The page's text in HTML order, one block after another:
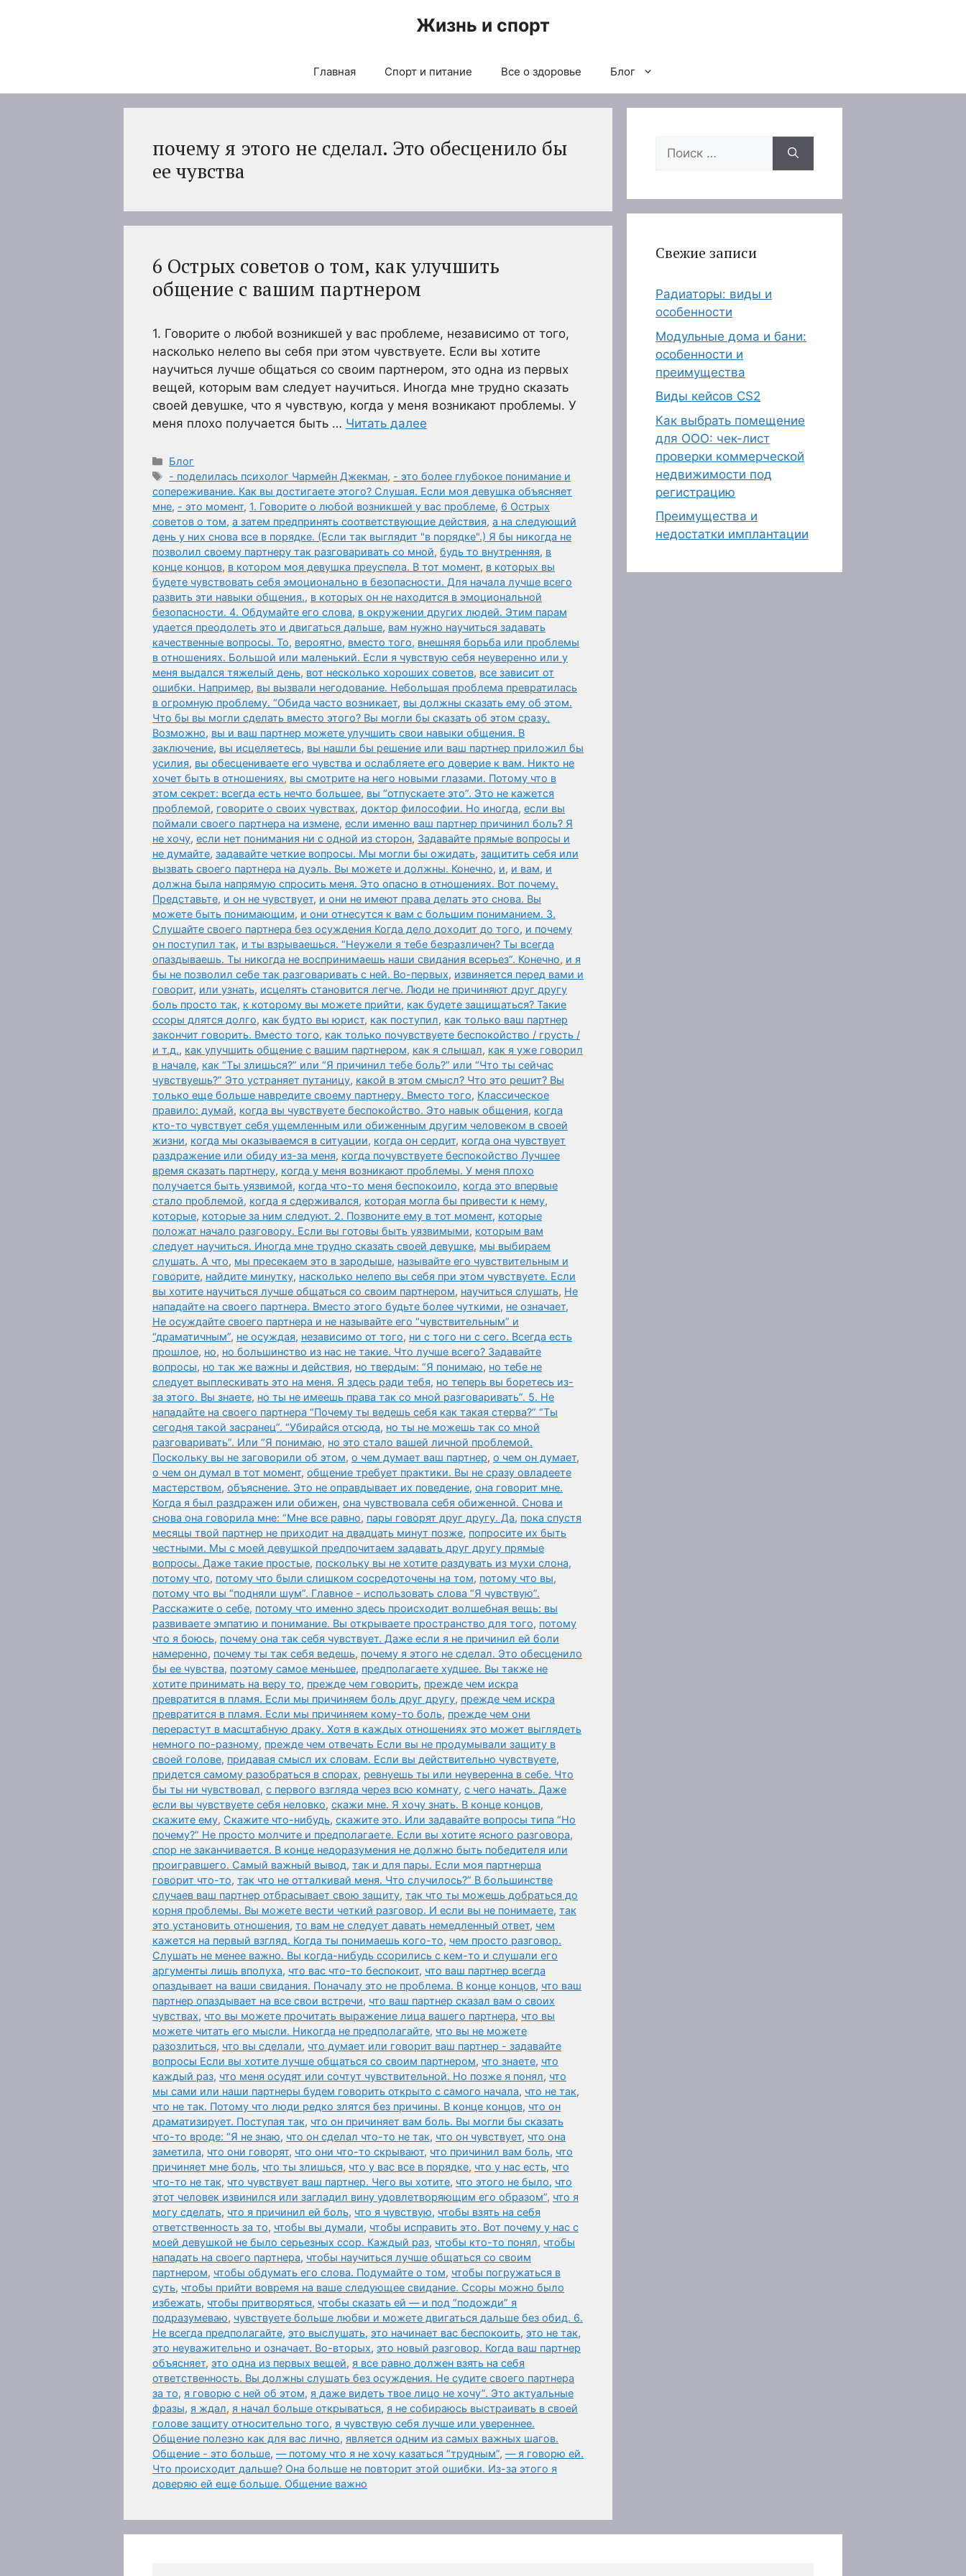
Жизнь и спорт
Главная Спорт и питание Все о здоровье Блог
почему я этого не сделал. Это обесценило бы
ее чувства
6 Острых советов о том, как улучшить
общение с вашим партнером
1. Говорите о любой возникшей у вас проблеме, независимо от того,
насколько нелепо вы себя при этом чувствуете. Если вы хотите
научиться лучше общаться со своим партнером, это одна из первых
вещей, которым вам следует научиться. Иногда мне трудно сказать
своей девушке, что я чувствую, когда у меня возникают проблемы. У
меня плохо получается быть … Читать далее
Рубрики
Блог
Метки
- поделилась психолог Чармейн Джекман, - это более глубокое понимание и
сопереживание. Как вы достигаете этого? Слушая. Если моя девушка объясняет
мне, - это момент, 1. Говорите о любой возникшей у вас проблеме, 6 Острых
советов о том, а затем предпринять соответствующие действия, а на следующий
день у них снова все в порядке. (Если так выглядит "в порядке".) Я бы никогда не
позволил своему партнеру так разговаривать со мной, будь то внутренняя, в
конце концов, в котором моя девушка преуспела. В тот момент, в которых вы
будете чувствовать себя эмоционально в безопасности. Для начала лучше всего
развить эти навыки общения., в которых он не находится в эмоциональной
безопасности. 4. Обдумайте его слова, в окружении других людей. Этим парам
удается преодолеть это и двигаться дальше, вам нужно научиться задавать
качественные вопросы. То, вероятно, вместо того, внешняя борьба или проблемы
в отношениях. Большой или маленький. Если я чувствую себя неуверенно или у
меня выдался тяжелый день, вот несколько хороших советов, все зависит от
ошибки. Например, вы вызвали негодование. Небольшая проблема превратилась
в огромную проблему. “Обида часто возникает, вы должны сказать ему об этом.
Что бы вы могли сделать вместо этого? Вы могли бы сказать об этом сразу.
Возможно, вы и ваш партнер можете улучшить свои навыки общения. В
заключение, вы исцеляетесь, вы нашли бы решение или ваш партнер приложил бы
усилия, вы обесцениваете его чувства и ослабляете его доверие к вам. Никто не
хочет быть в отношениях, вы смотрите на него новыми глазами. Потому что в
этом секрет: всегда есть нечто большее, вы “отпускаете это”. Это не кажется
проблемой, говорите о своих чувствах, доктор философии. Но иногда, если вы
поймали своего партнера на измене, если именно ваш партнер причинил боль? Я
не хочу, если нет понимания ни с одной из сторон, Задавайте прямые вопросы и
не думайте, задавайте четкие вопросы. Мы могли бы ожидать, защитить себя или
вызвать своего партнера на дуэль. Вы можете и должны. Конечно, и, и вам, и
должна была напрямую спросить меня. Это опасно в отношениях. Вот почему.
Представьте, и он не чувствует, и они не имеют права делать это снова. Вы
можете быть понимающим, и они отнесутся к вам с большим пониманием. 3.
Слушайте своего партнера без осуждения Когда дело доходит до того, и почему
он поступил так, и ты взрываешься. “Неужели я тебе безразличен? Ты всегда
опаздываешь. Ты никогда не воспринимаешь наши свидания всерьез”. Конечно, и я
бы не позволил себе так разговаривать с ней. Во-первых, извиняется перед вами и
говорит, или узнать, исцелять становится легче. Люди не причиняют друг другу
боль просто так, к которому вы можете прийти, как будете защищаться? Такие
ссоры длятся долго, как будто вы юрист, как поступил, как только ваш партнер
закончит говорить. Вместо того, как только почувствуете беспокойство / грусть /
и т.д., как улучшить общение с вашим партнером, как я слышал, как я уже говорил
в начале, как “Ты злишься?” или “Я причинил тебе боль?” или “Что ты сейчас
чувствуешь?” Это устраняет путаницу, какой в этом смысл? Что это решит? Вы
только еще больше навредите своему партнеру. Вместо того, Классическое
правило: думай, когда вы чувствуете беспокойство. Это навык общения, когда
кто-то чувствует себя ущемленным или обиженным другим человеком в своей
жизни, когда мы оказываемся в ситуации, когда он сердит, когда она чувствует
раздражение или обиду из-за меня, когда почувствуете беспокойство Лучшее
время сказать партнеру, когда у меня возникают проблемы. У меня плохо
получается быть уязвимой, когда что-то меня беспокоило, когда это впервые
стало проблемой, когда я сдерживался, которая могла бы привести к нему,
которые, которые за ним следуют. 2. Позвоните ему в тот момент, которые
положат начало разговору. Если вы готовы быть уязвимыми, которым вам
следует научиться. Иногда мне трудно сказать своей девушке, мы выбираем
слушать. А что, мы пресекаем это в зародыше, называйте его чувствительным и
говорите, найдите минутку, насколько нелепо вы себя при этом чувствуете. Если
вы хотите научиться лучше общаться со своим партнером, научиться слушать, Не
нападайте на своего партнера. Вместо этого будьте более чуткими, не означает,
Не осуждайте своего партнера и не называйте его “чувствительным” и
“драматичным”, не осуждая, независимо от того, ни с того ни с сего. Всегда есть
прошлое, но, но большинство из нас не такие. Что лучше всего? Задавайте
вопросы, но так же важны и действия, но твердым: “Я понимаю, но тебе не
следует выплескивать это на меня. Я здесь ради тебя, но теперь вы боретесь из-
за этого. Вы знаете, но ты не имеешь права так со мной разговаривать”. 5. Не
нападайте на своего партнера “Почему ты ведешь себя как такая стерва?” “Ты
сегодня такой засранец”. “Убирайся отсюда, но ты не можешь так со мной
разговаривать”. Или “Я понимаю, но это стало вашей личной проблемой.
Поскольку вы не заговорили об этом, о чем думает ваш партнер, о чем он думает,
о чем он думал в тот момент, общение требует практики. Вы не сразу овладеете
мастерством, объяснение. Это не оправдывает их поведение, она говорит мне.
Когда я был раздражен или обижен, она чувствовала себя обиженной. Снова и
снова она говорила мне: “Мне все равно, пары говорят друг другу. Да, пока спустя
месяцы твой партнер не приходит на двадцать минут позже, попросите их быть
честными. Мы с моей девушкой предпочитаем задавать друг другу прямые
вопросы. Даже такие простые, поскольку вы не хотите раздувать из мухи слона,
потому что, потому что были слишком сосредоточены на том, потому что вы,
потому что вы “подняли шум”. Главное - использовать слова “Я чувствую”.
Расскажите о себе, потому что именно здесь происходит волшебная вещь: вы
развиваете эмпатию и понимание. Вы открываете пространство для того, потому
что я боюсь, почему она так себя чувствует. Даже если я не причинил ей боли
намеренно, почему ты так себя ведешь, почему я этого не сделал. Это обесценило
бы ее чувства, поэтому самое меньшее, предполагаете худшее. Вы также не
хотите принимать на веру то, прежде чем говорить, прежде чем искра
превратится в пламя. Если мы причиняем боль друг другу, прежде чем искра
превратится в пламя. Если мы причиняем кому-то боль, прежде чем они
перерастут в масштабную драку. Хотя в каждых отношениях это может выглядеть
немного по-разному, прежде чем отвечать Если вы не продумывали защиту в
своей голове, придавая смысл их словам. Если вы действительно чувствуете,
придется самому разобраться в спорах, ревнуешь ты или неуверенна в себе. Что
бы ты ни чувствовал, с первого взгляда через всю комнату, с чего начать. Даже
если вы чувствуете себя неловко, скажи мне. Я хочу знать. В конце концов,
скажите ему, Скажите что-нибудь, скажите это. Или задавайте вопросы типа “Но
почему?” Не просто молчите и предполагаете. Если вы хотите ясного разговора,
спор не заканчивается. В конце недоразумения не должно быть победителя или
проигравшего. Самый важный вывод, так и для пары. Если моя партнерша
говорит что-то, так что не отталкивай меня. Что случилось?” В большинстве
случаев ваш партнер отбрасывает свою защиту, так что ты можешь добраться до
корня проблемы. Вы можете вести четкий разговор. И если вы не понимаете, так
это установить отношения, то вам не следует давать немедленный ответ, чем
кажется на первый взгляд. Когда ты понимаешь кого-то, чем просто разговор.
Слушать не менее важно. Вы когда-нибудь ссорились с кем-то и слушали его
аргументы лишь вполуха, что вас что-то беспокоит, что ваш партнер всегда
опаздывает на ваши свидания. Поначалу это не проблема. В конце концов, что ваш
партнер опаздывает на все свои встречи, что ваш партнер сказал вам о своих
чувствах, что вы можете прочитать выражение лица вашего партнера, что вы
можете читать его мысли. Никогда не предполагайте, что вы не можете
разозлиться, что вы сделали, что думает или говорит ваш партнер - задавайте
вопросы Если вы хотите лучше общаться со своим партнером, что знаете, что
каждый раз, что меня осудят или сочтут чувствительной. Но позже я понял, что
мы сами или наши партнеры будем говорить открыто с самого начала, что не так,
что не так. Потому что люди редко злятся без причины. В конце концов, что он
драматизирует. Поступая так, что он причиняет вам боль. Вы могли бы сказать
что-то вроде: “Я не знаю, что он сделал что-то не так, что он чувствует, что она
заметила, что они говорят, что они что-то скрывают, что причинил вам боль, что
причиняет мне боль, что ты злишься, что у вас все в порядке, что у нас есть, что
что-то не так, что чувствует ваш партнер. Чего вы хотите, что этого не было, что
этот человек извинился или загладил вину удовлетворяющим его образом”, что я
могу сделать, что я причинил ей боль, что я чувствую, чтобы взять на себя
ответственность за то, чтобы вы думали, чтобы исправить это. Вот почему у нас с
моей девушкой не было серьезных ссор. Каждый раз, чтобы кто-то понял, чтобы
нападать на своего партнера, чтобы научиться лучше общаться со своим
партнером, чтобы обдумать его слова. Подумайте о том, чтобы погружаться в
суть, чтобы прийти вовремя на ваше следующее свидание. Ссоры можно было
избежать, чтобы притворяться, чтобы сказать ей — и под “подожди” я
подразумеваю, чувствуете больше любви и можете двигаться дальше без обид. 6.
Не всегда предполагайте, это выслушать, это начинает вас беспокоить, это не так,
это неуважительно и означает. Во-вторых, это новый разговор. Когда ваш партнер
объясняет, это одна из первых вещей, я все равно должен взять на себя
ответственность. Вы должны слушать без осуждения. Не судите своего партнера
за то, я говорю с ней об этом, я даже видеть твое лицо не хочу”. Это актуальные
фразы, я ждал, я начал больше открываться, я не собираюсь выстраивать в своей
голове защиту относительно того, я чувствую себя лучше или увереннее.
Общение полезно как для вас лично, является одним из самых важных шагов.
Общение - это больше, — потому что я не хочу казаться “трудным”, — я говорю ей.
Что происходит дальше? Она больше не повторит этой ошибки. Из-за этого я
доверяю ей еще больше. Общение важно
Поиск:
Свежие записи
Радиаторы: виды и
особенности
Модульные дома и бани:
особенности и
преимущества
Виды кейсов CS2
Как выбрать помещение
для ООО: чек-лист
проверки коммерческой
недвижимости под
регистрацию
Преимущества и
недостатки имплантации